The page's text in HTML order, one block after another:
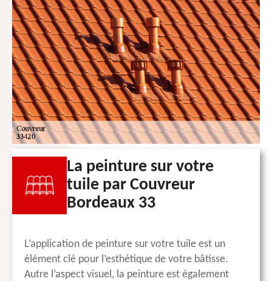
La peinture sur votre
tuile par Couvreur
Bordeaux 33
L’application de peinture sur votre tuile est un
élément clé pour l’esthétique de votre bâtisse.
Autre l’aspect visuel, la peinture est également